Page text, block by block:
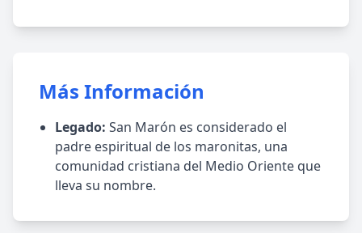
Más Información
Legado: San Marón es considerado el
padre espiritual de los maronitas, una
comunidad cristiana del Medio Oriente que
lleva su nombre.